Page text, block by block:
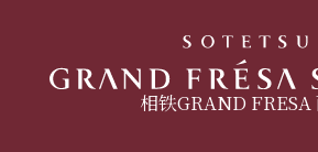
相铁GRAND FRESA